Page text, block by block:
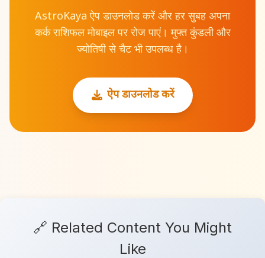
AstroKaya ऐप डाउनलोड करें और हर सुबह अपना
कर्क राशिफल मोबाइल पर रोज पाएं। मुफ्त कुंडली और
ज्योतिषी से चैट भी उपलब्ध है।
ऐप डाउनलोड करें
🔗 Related Content You Might
Like